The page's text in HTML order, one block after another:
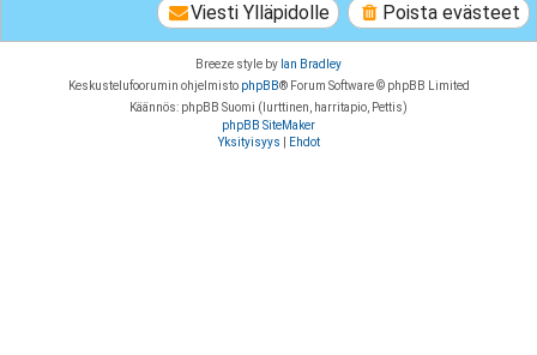
Poista evästeet
Viesti Ylläpidolle
Breeze style by Ian Bradley
Keskustelufoorumin ohjelmisto phpBB® Forum Software © phpBB Limited
Käännös: phpBB Suomi (lurttinen, harritapio, Pettis)
phpBB SiteMaker
Yksityisyys
Ehdot